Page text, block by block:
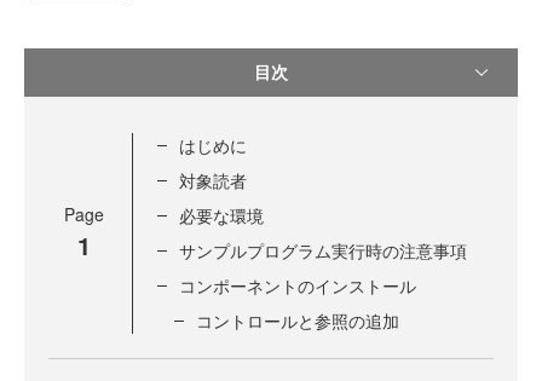
目次
Page
1
はじめに
対象読者
必要な環境
サンプルプログラム実行時の注意事項
コンポーネントのインストール
コントロールと参照の追加